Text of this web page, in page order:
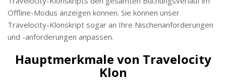
Offline-Modus anzeigen können. Sie können unser
Travelocity-Klonskript sogar an Ihre Nischenanforderungen
und -anforderungen anpassen.
Hauptmerkmale von Travelocity
Klon